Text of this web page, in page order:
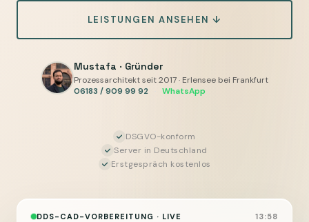
und
für
DDS-
Sie
geben
LEISTUNGEN ANSEHEN ↓
Mustafa · Gründer
Prozessarchitekt seit 2017 · Erlensee bei Frankfurt
06183 / 909 99 92
WhatsApp
DSGVO-konform
Server in Deutschland
Erstgespräch kostenlos
DDS-CAD-VORBEREITUNG · LIVE 13:58